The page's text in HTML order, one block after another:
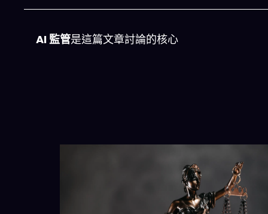
AI 監管是這篇文章討論的核心